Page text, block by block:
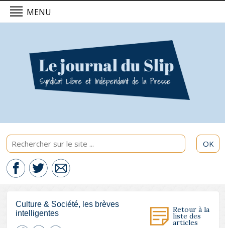
MENU
Politique & International
Economie
Culture & Société
Sport & Santé
OK
Culture & Société, les brèves
intelligentes
Retour à la
liste des
articles